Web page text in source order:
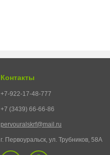
Контакты
+7-922-17-48-777
+7 (3439) 66-66-86
pervouralskrf@mail.ru
г. Первоуральск, ул. Трубников, 58А